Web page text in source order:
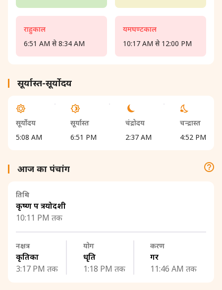
राहुकाल
6:51 AM से 8:34 AM
यमघण्टकाल
10:17 AM से 12:00 PM
सूर्यास्त-सूर्योदय
सूर्योदय
5:08 AM
सूर्यास्त
6:51 PM
चंद्रोदय
2:37 AM
चन्द्रास्त
4:52 PM
आज का पंचांग
तिथि
कृष्ण पक्ष त्रयोदशी
10:11 PM तक
नक्षत्र
कृतिका
3:17 PM तक
योग
धृति
1:18 PM तक
करण
गर
11:46 AM तक